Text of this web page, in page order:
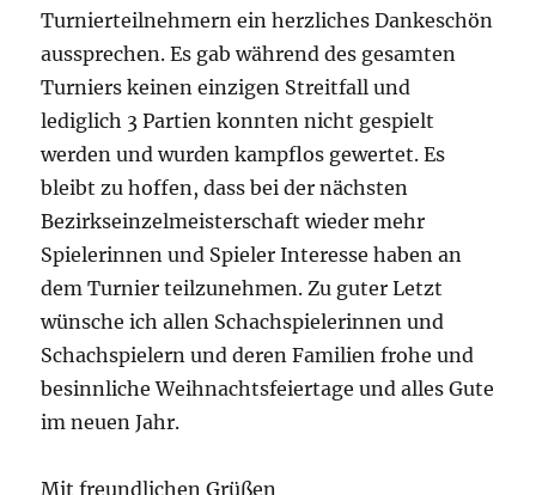
Turnierteilnehmern ein herzliches Dankeschön
aussprechen. Es gab während des gesamten
Turniers keinen einzigen Streitfall und
lediglich 3 Partien konnten nicht gespielt
werden und wurden kampflos gewertet. Es
bleibt zu hoffen, dass bei der nächsten
Bezirkseinzelmeisterschaft wieder mehr
Spielerinnen und Spieler Interesse haben an
dem Turnier teilzunehmen. Zu guter Letzt
wünsche ich allen Schachspielerinnen und
Schachspielern und deren Familien frohe und
besinnliche Weihnachtsfeiertage und alles Gute
im neuen Jahr.
Mit freundlichen Grüßen